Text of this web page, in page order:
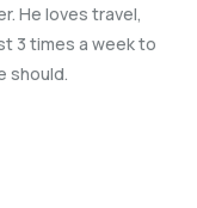
He loves travel,
3 times a week to
should.